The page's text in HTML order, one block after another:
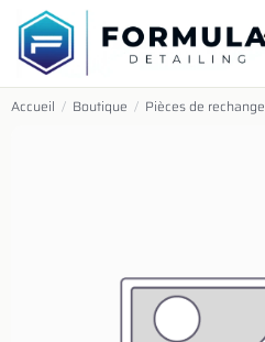
SE RENDRE AU CONTENU
Accueil / Boutique / Pièces de rechange